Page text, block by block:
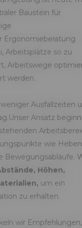
Baustein für
Ergonomieberatung
Arbeitsplätze so zu
Arbeitswege
werden.
Ausfallzeiten
Ansatz
wie
Bewegungsabläufe.
Höhen,
um ein
zu erhalten.
wir